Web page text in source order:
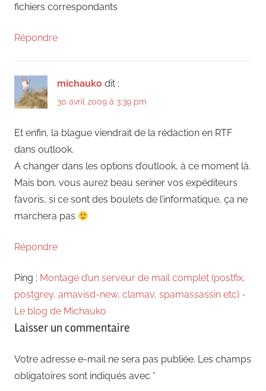
fichiers correspondants
Répondre
michauko dit :
30 avril 2009 à 3:39 pm
Et enfin, la blague viendrait de la rédaction en RTF
dans outlook.
A changer dans les options d’outlook, à ce moment là.
Mais bon, vous aurez beau seriner vos expéditeurs
favoris, si ce sont des boulets de l’informatique, ça ne
marchera pas
Répondre
Ping : Montage d’un serveur de mail complet (postfix,
postgrey, amavisd-new, clamav, spamassassin etc) -
Le blog de Michauko
Laisser un commentaire
Votre adresse e-mail ne sera pas publiée. Les champs
obligatoires sont indiqués avec *